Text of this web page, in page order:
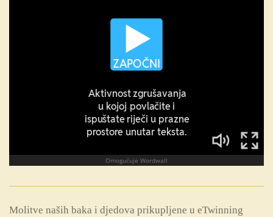
Molitve naših baka i djedova prikupljene u eTwinning